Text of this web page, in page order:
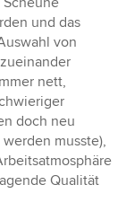
und das
von
nett,
doch neu
musste),
Qualität